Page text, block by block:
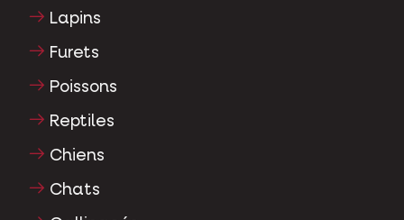
Lapins
Furets
Poissons
Reptiles
Chiens
Chats